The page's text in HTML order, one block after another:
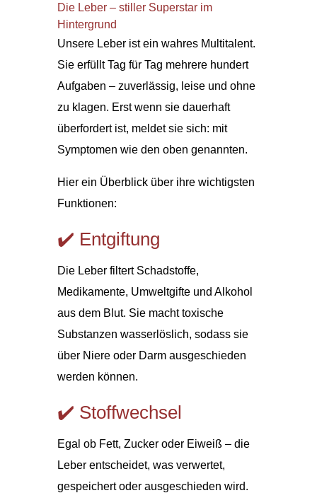
Die Leber – stiller Superstar im
Hintergrund
Unsere Leber ist ein wahres Multitalent.
Sie erfüllt Tag für Tag mehrere hundert
Aufgaben – zuverlässig, leise und ohne
zu klagen. Erst wenn sie dauerhaft
überfordert ist, meldet sie sich: mit
Symptomen wie den oben genannten.
Hier ein Überblick über ihre wichtigsten
Funktionen:
✔️ Entgiftung
Die Leber filtert Schadstoffe,
Medikamente, Umweltgifte und Alkohol
aus dem Blut. Sie macht toxische
Substanzen wasserlöslich, sodass sie
über Niere oder Darm ausgeschieden
werden können.
✔️ Stoffwechsel
Egal ob Fett, Zucker oder Eiweiß – die
Leber entscheidet, was verwertet,
gespeichert oder ausgeschieden wird.